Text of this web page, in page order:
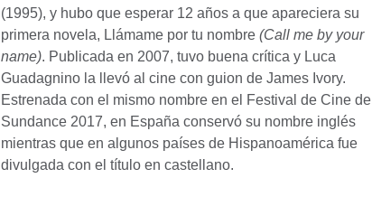
(1995), y hubo que esperar 12 años a que apareciera su
primera novela, Llámame por tu nombre (Call me by your
name). Publicada en 2007, tuvo buena crítica y Luca
Guadagnino la llevó al cine con guion de James Ivory.
Estrenada con el mismo nombre en el Festival de Cine de
Sundance 2017, en España conservó su nombre inglés
mientras que en algunos países de Hispanoamérica fue
divulgada con el título en castellano.